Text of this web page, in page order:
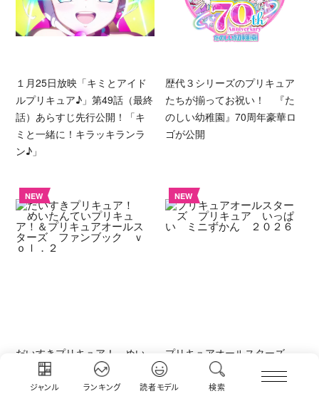
ジャンル ランキング 読者モデル 検索
１月25日放映「キミとアイド
ルプリキュア♪」第49話（最終
話）あらすじ先行公開！「キ
ミと一緒に！キラッキランラ
ン♪」
歴代３シリーズのプリキュア
たちが揃ってお祝い！ 『た
のしい幼稚園』70周年豪華ロ
ゴが公開
NEW
だいすきプリキュア！ めい
たんていプリキュア！＆プリ
キュアオールスターズ ファ
NEW
プリキュアオールスターズ
プリキュア いっぱい ミニ
ずかん ２０２６